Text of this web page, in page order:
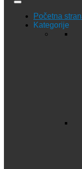
Početna
Kategorije